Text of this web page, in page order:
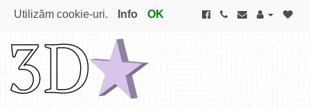
Utilizăm cookie-uri. Info OK